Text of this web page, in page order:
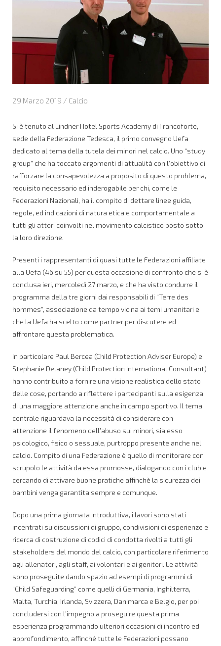
29 Marzo 2019 / Calcio
Si è tenuto al Lindner Hotel Sports Academy di Francoforte,
sede della Federazione Tedesca, il primo convegno Uefa
dedicato al tema della tutela dei minori nel calcio. Uno “study
group” che ha toccato argomenti di attualità con l’obiettivo di
rafforzare la consapevolezza a proposito di questo problema,
requisito necessario ed inderogabile per chi, come le
Federazioni Nazionali, ha il compito di dettare linee guida,
regole, ed indicazioni di natura etica e comportamentale a
tutti gli attori coinvolti nel movimento calcistico posto sotto
la loro direzione.
Presenti i rappresentanti di quasi tutte le Federazioni affiliate
alla Uefa (46 su 55) per questa occasione di confronto che si è
conclusa ieri, mercoledì 27 marzo, e che ha visto condurre il
programma della tre giorni dai responsabili di “Terre des
hommes”, associazione da tempo vicina ai temi umanitari e
che la Uefa ha scelto come partner per discutere ed
affrontare questa problematica.
In particolare Paul Bercea (Child Protection Adviser Europe) e
Stephanie Delaney (Child Protection International Consultant)
hanno contribuito a fornire una visione realistica dello stato
delle cose, portando a riflettere i partecipanti sulla esigenza
di una maggiore attenzione anche in campo sportivo. Il tema
centrale riguardava la necessità di considerare con
attenzione il fenomeno dell’abuso sui minori, sia esso
psicologico, fisico o sessuale, purtroppo presente anche nel
calcio. Compito di una Federazione è quello di monitorare con
scrupolo le attività da essa promosse, dialogando con i club e
cercando di attivare buone pratiche affinchè la sicurezza dei
bambini venga garantita sempre e comunque.
Dopo una prima giornata introduttiva, i lavori sono stati
incentrati su discussioni di gruppo, condivisioni di esperienze e
ricerca di costruzione di codici di condotta rivolti a tutti gli
stakeholders del mondo del calcio, con particolare riferimento
agli allenatori, agli staff, ai volontari e ai genitori. Le attività
sono proseguite dando spazio ad esempi di programmi di
“Child Safeguarding” come quelli di Germania, Inghilterra,
Malta, Turchia, Irlanda, Svizzera, Danimarca e Belgio, per poi
concludersi con l’impegno a proseguire questa prima
esperienza programmando ulteriori occasioni di incontro ed
approfondimento, affinché tutte le Federazioni possano